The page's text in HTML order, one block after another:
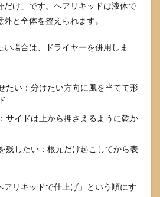
だけ」です。ヘアリキッドは液体で
と全体を整えられます。
い場合は、ドライヤーを併用しま
たい：分けたい方向に風を当てて形
サイドは上から押さえるように乾か
残したい：根元だけ起こしてから表
アリキッドで仕上げ」という順にす